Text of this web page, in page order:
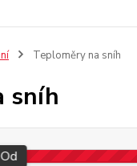
Teploměry na sníh
sníh
Od